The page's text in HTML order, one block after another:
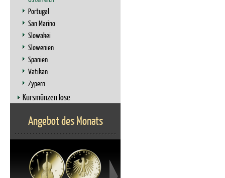
Portugal
San Marino
Slowakei
Slowenien
Spanien
Vatikan
Zypern
Kursmünzen lose
Angebot des Monats